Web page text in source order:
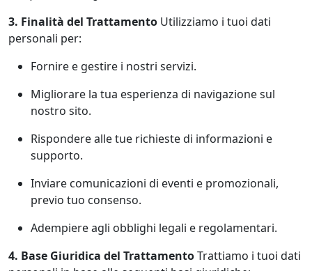
3. Finalità del Trattamento Utilizziamo i tuoi dati
personali per:
Fornire e gestire i nostri servizi.
Migliorare la tua esperienza di navigazione sul
nostro sito.
Rispondere alle tue richieste di informazioni e
supporto.
Inviare comunicazioni di eventi e promozionali,
previo tuo consenso.
Adempiere agli obblighi legali e regolamentari.
4. Base Giuridica del TrattamentoTrattiamo i tuoi dati